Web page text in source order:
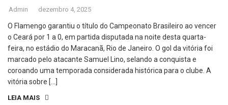
Admin dezembro 4, 2025
O Flamengo garantiu o título do Campeonato Brasileiro ao vencer
o Ceará por 1 a 0, em partida disputada na noite desta quarta-
feira, no estádio do Maracanã, Rio de Janeiro. O gol da vitória foi
marcado pelo atacante Samuel Lino, selando a conquista e
coroando uma temporada considerada histórica para o clube. A
vitória sobre […]
LEIA MAIS